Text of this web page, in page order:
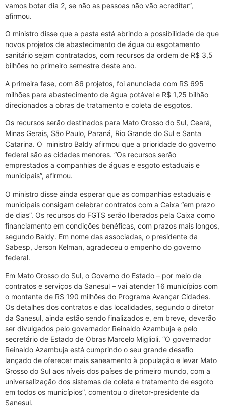
vamos botar dia 2, se não as pessoas não vão acreditar”,
afirmou.
O ministro disse que a pasta está abrindo a possibilidade de que
novos projetos de abastecimento de água ou esgotamento
sanitário sejam contratados, com recursos da ordem de R$ 3,5
bilhões no primeiro semestre deste ano.
A primeira fase, com 86 projetos, foi anunciada com R$ 695
milhões para abastecimento de água potável e R$ 1,25 bilhão
direcionados a obras de tratamento e coleta de esgotos.
Os recursos serão destinados para Mato Grosso do Sul, Ceará,
Minas Gerais, São Paulo, Paraná, Rio Grande do Sul e Santa
Catarina. O ministro Baldy afirmou que a prioridade do governo
federal são as cidades menores. “Os recursos serão
emprestados a companhias de águas e esgoto estaduais e
municipais”, afirmou.
O ministro disse ainda esperar que as companhias estaduais e
municipais consigam celebrar contratos com a Caixa “em prazo
de dias”. Os recursos do FGTS serão liberados pela Caixa como
financiamento em condições benéficas, com prazos mais longos,
segundo Baldy. Em nome das associadas, o presidente da
Sabesp, Jerson Kelman, agradeceu o empenho do governo
federal.
Em Mato Grosso do Sul, o Governo do Estado – por meio de
contratos e serviços da Sanesul – vai atender 16 municípios com
o montante de R$ 190 milhões do Programa Avançar Cidades.
Os detalhes dos contratos e das localidades, segundo o diretor
da Sanesul, ainda estão sendo finalizados e, em breve, deverão
ser divulgados pelo governador Reinaldo Azambuja e pelo
secretário de Estado de Obras Marcelo Miglioli. “O governador
Reinaldo Azambuja está cumprindo o seu grande desafio
lançado de oferecer mais saneamento à população e levar Mato
Grosso do Sul aos níveis dos países de primeiro mundo, com a
universalização dos sistemas de coleta e tratamento de esgoto
em todos os municípios”, comentou o diretor-presidente da
Sanesul.